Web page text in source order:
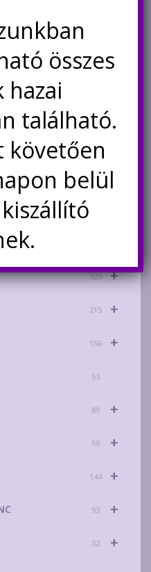
Kosárba teszem
+
329
+
215
+
156
53
+
89
+
50
+
144
+
93
+
32
összes
található.
követően
belül